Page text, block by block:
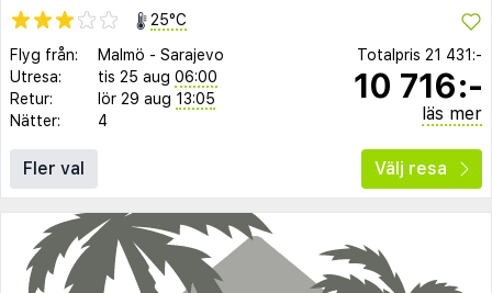
25°C
Flyg från:
Malmö - Sarajevo
Utresa:
tis 25 aug 06:00
Retur:
lör 29 aug 13:05
Nätter:
4
Totalpris 21 431:-
10 716:-
läs mer
Fler val Välj resa